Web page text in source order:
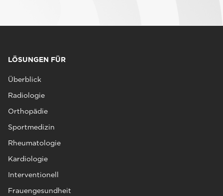
LÖSUNGEN FÜR
Überblick
Radiologie
Orthopädie
Sportmedizin
Rheumatologie
Kardiologie
Interventionell
Frauengesundheit